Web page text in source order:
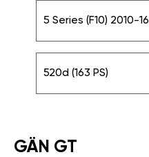
5 Series (F10) 2010-16
520d (163 PS)
GÄN GT